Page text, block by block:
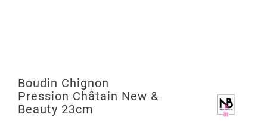
Boudin Chignon
Pression Châtain New &
Beauty 23cm